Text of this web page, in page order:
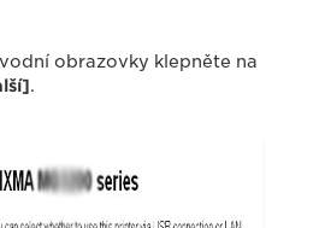
obrazovky klepněte na
.